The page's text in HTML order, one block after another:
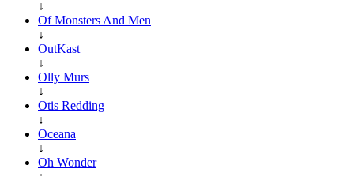
↓
Of Monsters And Men
↓
OutKast
↓
Olly Murs
↓
Otis Redding
↓
Oceana
↓
Oh Wonder